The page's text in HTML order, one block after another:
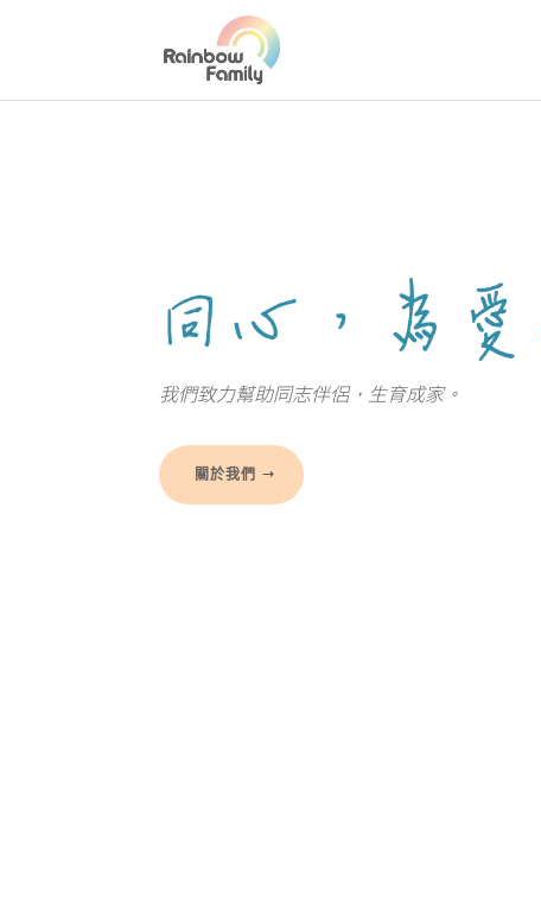
我們致力幫助同志伴侶， 生育成家。
關於我們